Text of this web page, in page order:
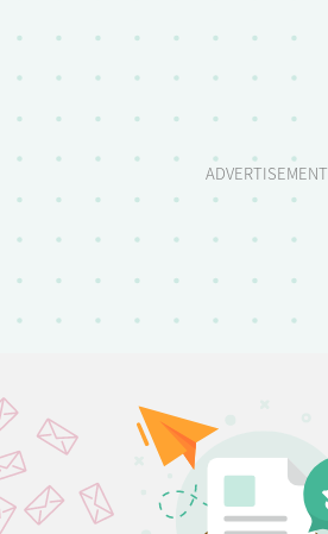
ADVERTISEMENT